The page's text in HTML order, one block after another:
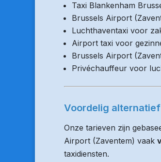
Taxi Blankenham
Brussels Airport
Luchthaventaxi voor
Airport taxi voor
Brussels Airport
Privéchauffeur voor
Voordelig
Onze tarieven zijn
Airport (Zaventem) vaak
taxidiensten.